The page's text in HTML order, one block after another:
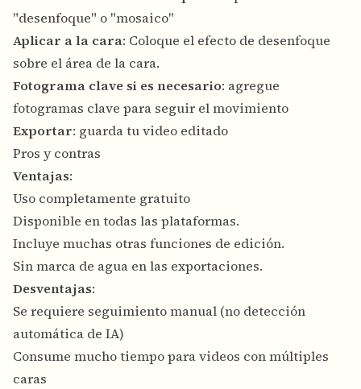
"desenfoque" o "mosaico"
Aplicar a la cara: Coloque el efecto de desenfoque
sobre el área de la cara.
Fotograma clave si es necesario: agregue
fotogramas clave para seguir el movimiento
Exportar: guarda tu video editado
Pros y contras
Ventajas:
Uso completamente gratuito
Disponible en todas las plataformas.
Incluye muchas otras funciones de edición.
Sin marca de agua en las exportaciones.
Desventajas:
Se requiere seguimiento manual (no detección
automática de IA)
Consume mucho tiempo para videos con múltiples
caras